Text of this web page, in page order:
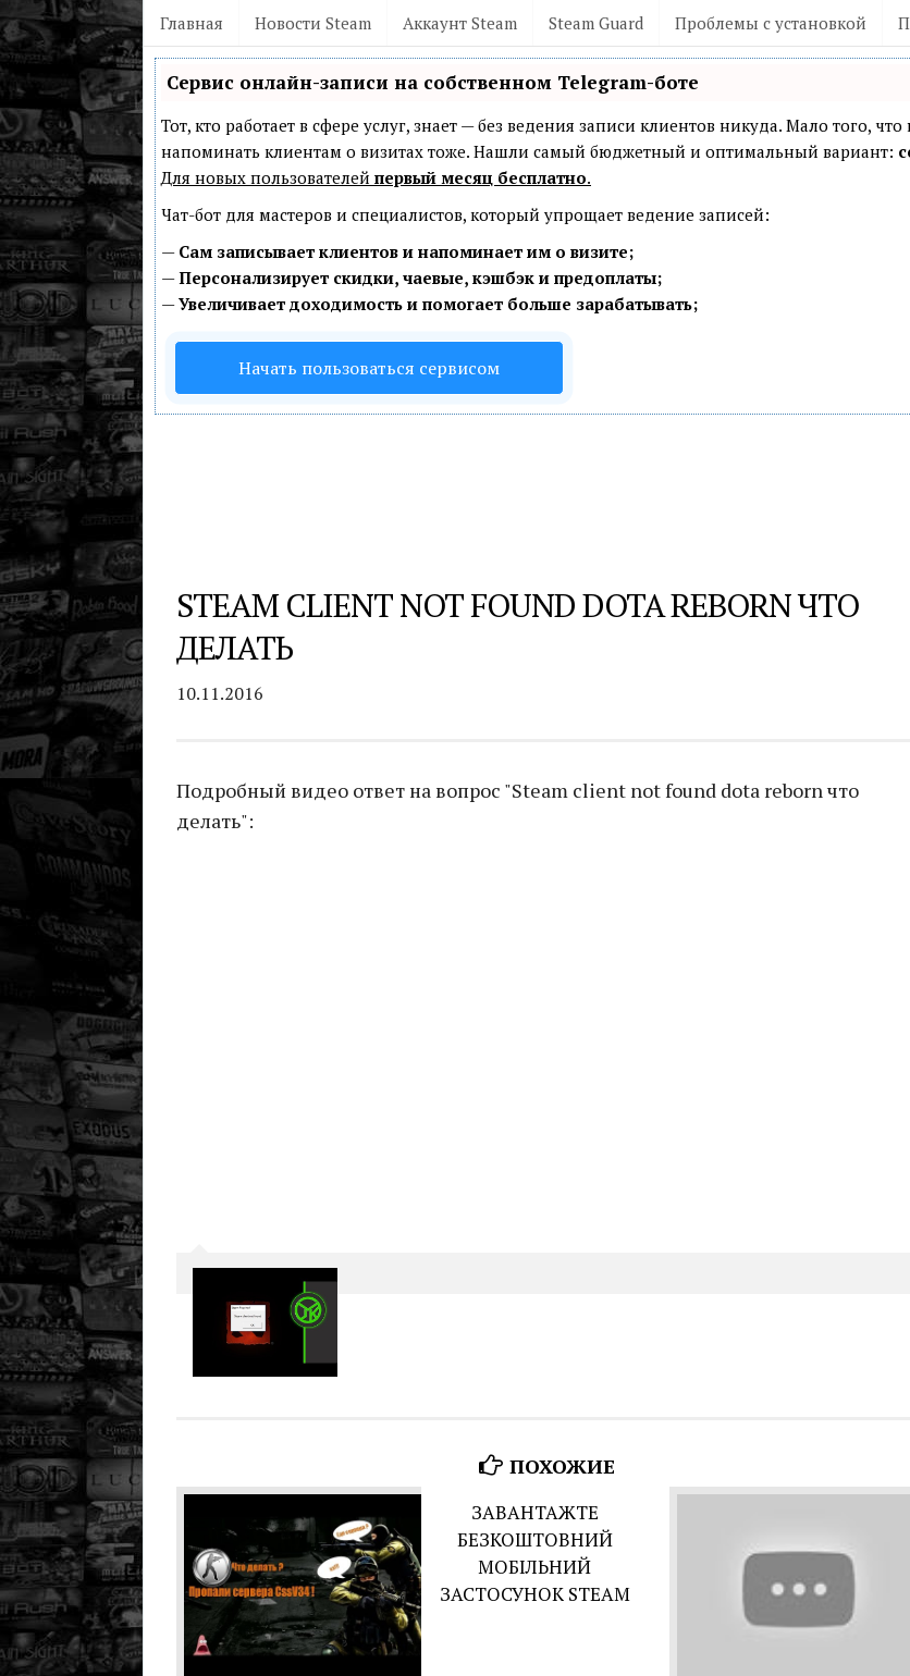
Главная Новости Steam Аккаунт Steam Steam Guard Проблемы с установкой
Сервис онлайн-записи на собственном Telegram-боте
Тот, кто работает в сфере услуг, знает — без ведения записи клиентов никуда. Мало того,
напоминать клиентам о визитах тоже. Нашли самый бюджетный и оптимальный вариант:
Для новых пользователей первый месяц бесплатно.
Чат-бот для мастеров и специалистов, который упрощает ведение записей:
— Сам записывает клиентов и напоминает им о визите;
—Персонализирует скидки, чаевые, кэшбэк и предоплаты;
—Увеличивает доходимость и помогает больше зарабатывать;
Начать пользоваться сервисом
STEAM CLIENT NOT FOUND DOTA REBORN ЧТО
ДЕЛАТЬ
10.11.2016
Подробный видео ответ на вопрос "Steam client not found dota reborn что
делать":
ПОХОЖИЕ
ЗАВАНТАЖТЕ
БЕЗКОШТОВНИЙ
МОБІЛЬНИЙ
ЗАСТОСУНОК STEAM